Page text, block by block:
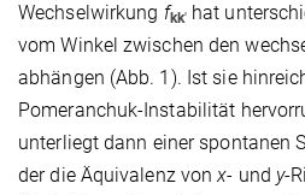
Wechselwirkung fkk'hat
vom Winkel zwischen den
abhängen (Abb. 1). Ist sie
Pomeranchuk-Instabilität
unterliegt dann einer spontanen
der die Äquivalenz vonx- und y-